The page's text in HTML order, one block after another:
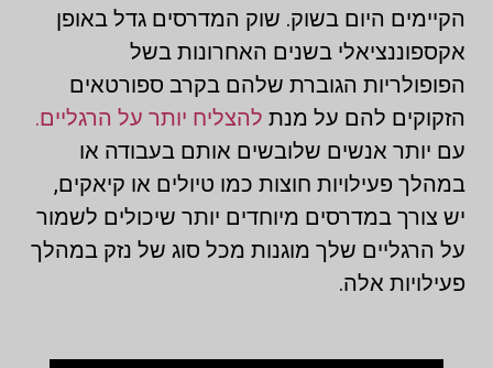
הקיימים היום בשוק. שוק המדרסים גדל באופן
אקספוננציאלי בשנים האחרונות בשל
הפופולריות הגוברת שלהם בקרב ספורטאים
הזקוקים להם על מנת להצליח יותר על הרגליים.
עם יותר אנשים שלובשים אותם בעבודה או
במהלך פעילויות חוצות כמו טיולים או קיאקים,
יש צורך במדרסים מיוחדים יותר שיכולים לשמור
על הרגליים שלך מוגנות מכל סוג של נזק במהלך
פעילויות אלה.